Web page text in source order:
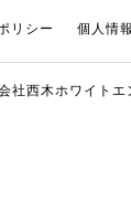
リシー 個人情
社西木ホワイトエ